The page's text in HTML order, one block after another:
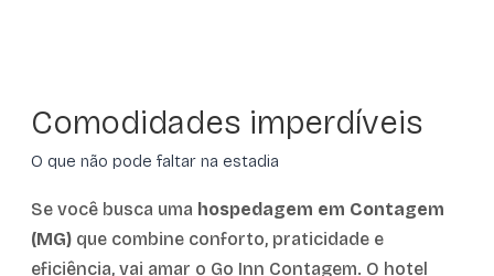
Comodidades imperdíveis
O que não pode faltar na estadia
Se você busca uma hospedagem em Contagem
(MG) que combine conforto, praticidade e
eficiência, vai amar o Go Inn Contagem. O hotel